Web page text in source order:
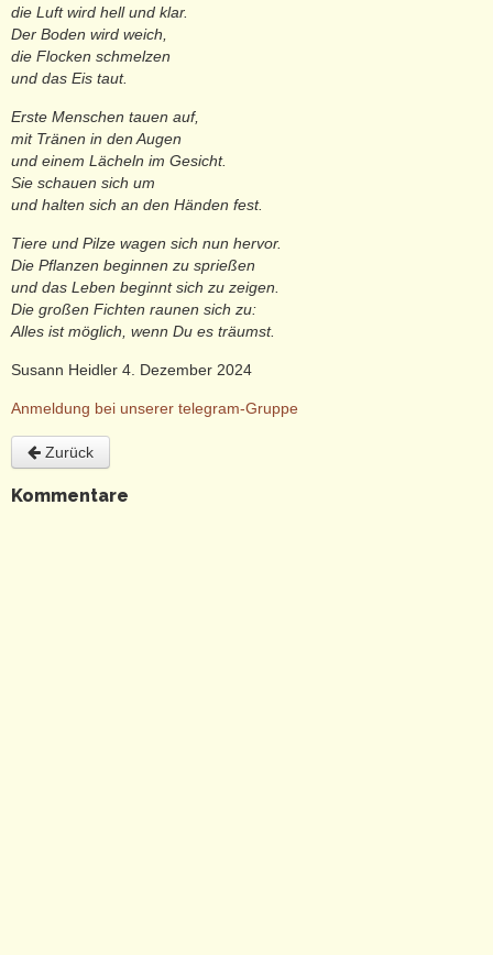
die Luft wird hell und klar.
Der Boden wird weich,
die Flocken schmelzen
und das Eis taut.
Erste Menschen tauen auf,
mit Tränen in den Augen
und einem Lächeln im Gesicht.
Sie schauen sich um
und halten sich an den Händen fest.
Tiere und Pilze wagen sich nun hervor.
Die Pflanzen beginnen zu sprießen
und das Leben beginnt sich zu zeigen.
Die großen Fichten raunen sich zu:
Alles ist möglich, wenn Du es träumst.
Susann Heidler 4. Dezember 2024
Anmeldung bei unserer telegram-Gruppe
Zurück
Kommentare